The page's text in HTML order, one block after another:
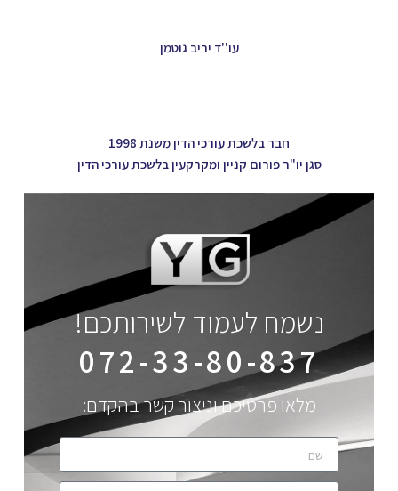
עו''ד יריב גוטמן
חבר בלשכת עורכי הדין משנת 1998
סגן יו"ר פורום קניין ומקרקעין בלשכת עורכי הדין
נשמח לעמוד לשירותכם!
072-33-80-837
מלאו פרטיכם וניצור קשר בהקדם: